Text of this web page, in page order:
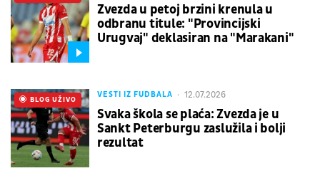
Zvezda u petoj brzini krenula u
odbranu titule: "Provincijski
Urugvaj" deklasiran na "Marakani"
VESTI IZ FUDBALA 12.07.2026
Svaka škola se plaća: Zvezda je u
Sankt Peterburgu zaslužila i bolji
rezultat
UŽIVO
BLOG UŽIVO